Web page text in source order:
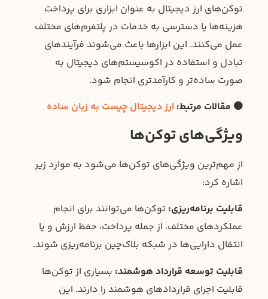
توکن‌های ارز دیجیتال به عنوان ابزاری برای پرداخت
هزینه‌ها یا دسترسی به خدمات در پلتفرم‌های مختلف
عمل می‌کنند. این ابزارها باعث می‌شوند فرآیندهای
تبادل و استفاده در اکوسیستم‌های دیجیتال به
صورت ساده‌تر و کارآمدتری انجام شود.
🟠 مقالات مرتبط:ارز دیجیتال چیست به زبان ساده
ویژگی‌های توکن‌ها
از مهم‌ترین ویژگی‌های توکن‌ها می‌شود به موارد زیر
اشاره کرد:
قابلیت برنامه‌ریزی: توکن‌ها می‌توانند برای انجام
عملکردهای مختلف، از جمله پرداخت، حفظ ارزش و یا
انتقال دارایی‌ها در شبکه بلاک‌چین برنامه‌ریزی شوند.
قابلیت توسعه قرارداد هوشمند: بسیاری از توکن‌ها
قابلیت اجرای قراردادهای هوشمند را دارند. این